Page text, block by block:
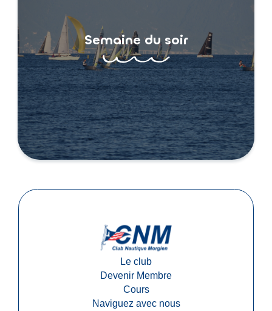
Semaine du soir
Le club
Devenir Membre
Cours
Naviguez avec nous